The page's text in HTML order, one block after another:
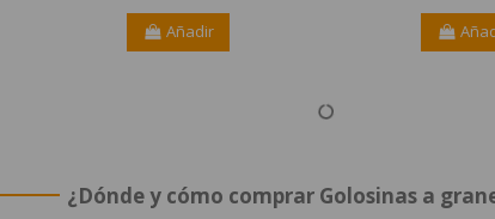
Añadir
¿Dónde y cómo comprar Golosinas a